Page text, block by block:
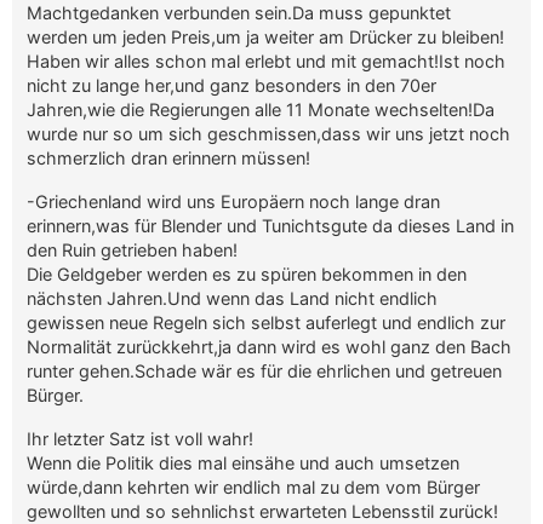
Machtgedanken verbunden sein.Da muss gepunktet
werden um jeden Preis,um ja weiter am Drücker zu bleiben!
Haben wir alles schon mal erlebt und mit gemacht!Ist noch
nicht zu lange her,und ganz besonders in den 70er
Jahren,wie die Regierungen alle 11 Monate wechselten!Da
wurde nur so um sich geschmissen,dass wir uns jetzt noch
schmerzlich dran erinnern müssen!
-Griechenland wird uns Europäern noch lange dran
erinnern,was für Blender und Tunichtsgute da dieses Land in
den Ruin getrieben haben!
Die Geldgeber werden es zu spüren bekommen in den
nächsten Jahren.Und wenn das Land nicht endlich
gewissen neue Regeln sich selbst auferlegt und endlich zur
Normalität zurückkehrt,ja dann wird es wohl ganz den Bach
runter gehen.Schade wär es für die ehrlichen und getreuen
Bürger.
Ihr letzter Satz ist voll wahr!
Wenn die Politik dies mal einsähe und auch umsetzen
würde,dann kehrten wir endlich mal zu dem vom Bürger
gewollten und so sehnlichst erwarteten Lebensstil zurück!